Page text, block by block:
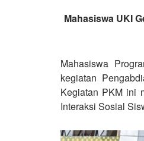
Mahasiswa UKI
Mahasiswa
kegiatan
Kegiatan PKM ini
Interaksi Sosial